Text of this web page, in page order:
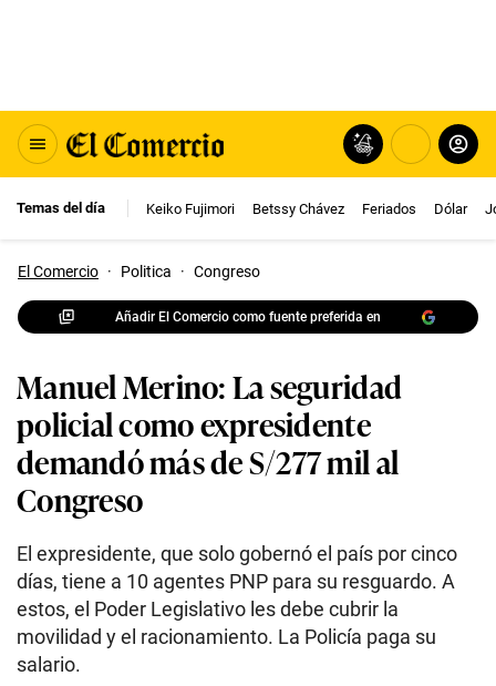
Temas del día Keiko Fujimori Betssy Chávez Feriados Dólar
El Comercio · Politica · Congreso
Añadir El Comercio como fuente preferida en
Manuel Merino: La seguridad
policial como expresidente
demandó más de S/277 mil al
Congreso
El expresidente, que solo gobernó el país por cinco
días, tiene a 10 agentes PNP para su resguardo. A
estos, el Poder Legislativo les debe cubrir la
movilidad y el racionamiento. La Policía paga su
salario.